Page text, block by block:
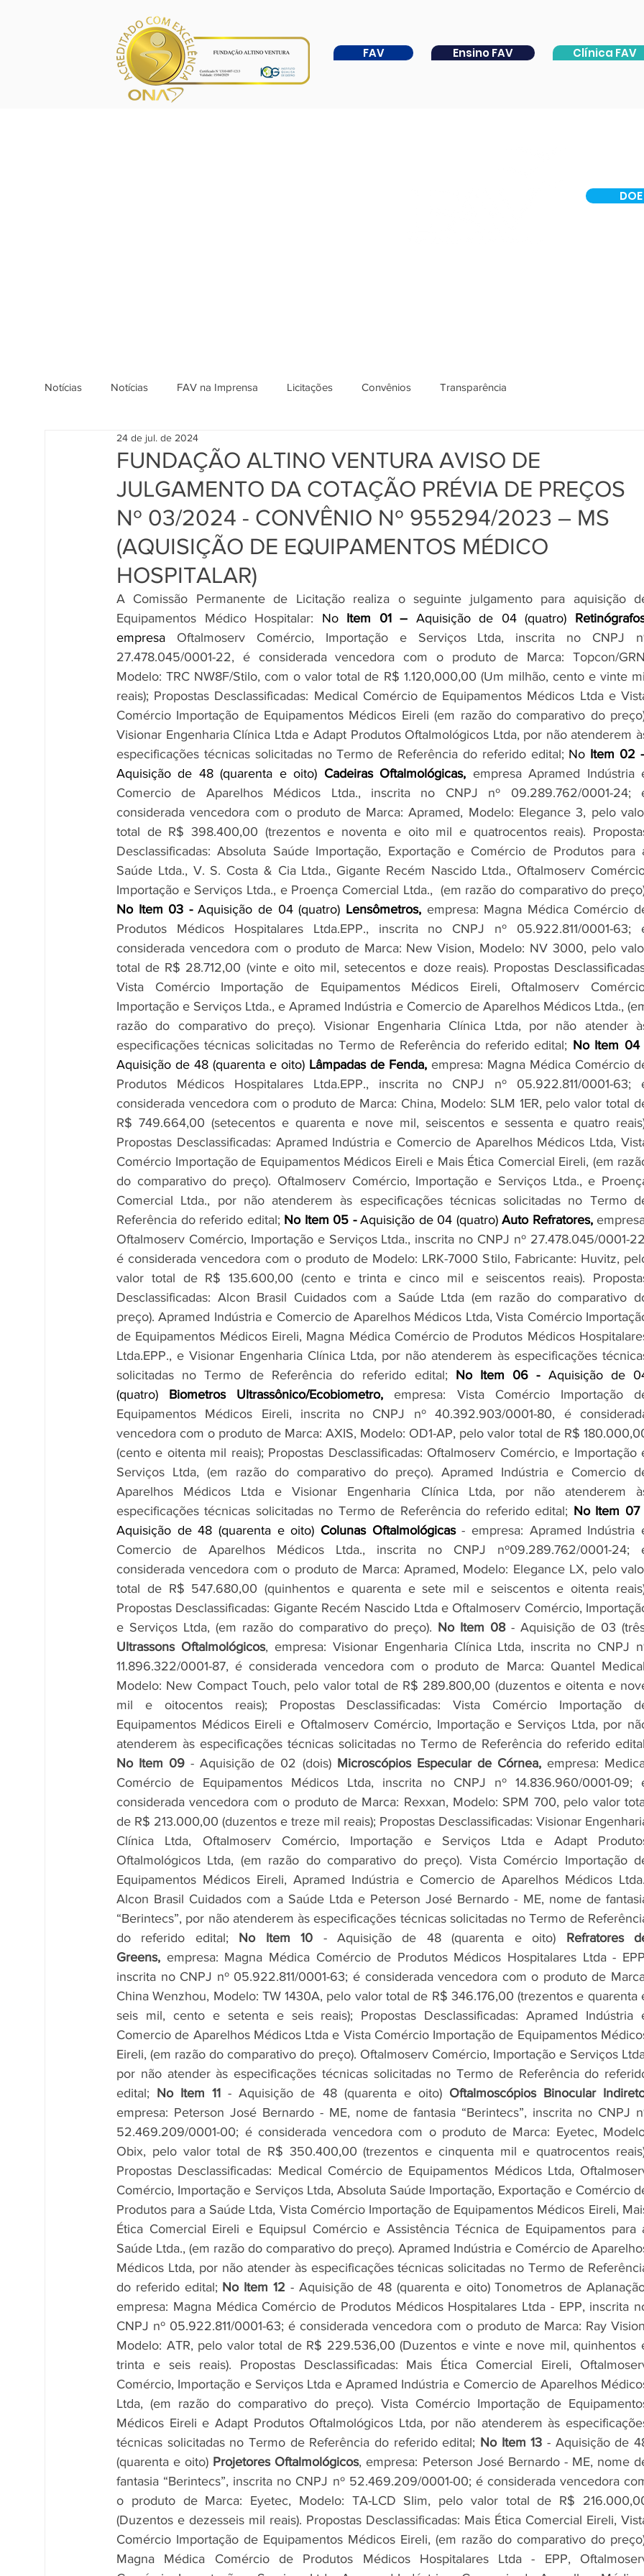
FAV Ensino FAV Clínica FAV
Notícias Notícias FAV na Imprensa Licitações Convênios Transparência
FUNDAÇÃO ALTINO VENTURA AVISO DE
JULGAMENTO DA COTAÇÃO PRÉVIA DE PREÇOS
Nº 03/2024 - CONVÊNIO Nº 955294/2023 – MS
(AQUISIÇÃO DE EQUIPAMENTOS MÉDICO
HOSPITALAR)
24 de jul. de 2024
A Comissão Permanente de Licitação realiza o seguinte julgamento para aquisição
Equipamentos Médico Hospitalar: No Item 01 – Aquisição de 04 (quatro)
empresa Oftalmoserv Comércio, Importação e Serviços Ltda, inscrita no CNPJ
27.478.045/0001-22, é considerada vencedora com o produto de Marca: Topcon/
Modelo: TRC NW8F/Stilo, com o valor total de R$ 1.120,000,00 (Um milhão, cento e vinte
reais); Propostas Desclassificadas: Medical Comércio de Equipamentos Médicos Ltda e
Comércio Importação de Equipamentos Médicos Eireli (em razão do comparativo do
Visionar Engenharia Clínica Ltda e Adapt Produtos Oftalmológicos Ltda, por não atenderem
especificações técnicas solicitadas no Termo de Referência do referido edital; No Item 02
Aquisição de 48 (quarenta e oito) Cadeiras Oftalmológicas, empresa Apramed Indústria
Comercio de Aparelhos Médicos Ltda., inscrita no CNPJ nº 09.289.762/0001-24;
considerada vencedora com o produto de Marca: Apramed, Modelo: Elegance 3, pelo
total de R$ 398.400,00 (trezentos e noventa e oito mil e quatrocentos reais).
Desclassificadas: Absoluta Saúde Importação, Exportação e Comércio de Produtos para
Saúde Ltda., V. S. Costa & Cia Ltda., Gigante Recém Nascido Ltda., Oftalmoserv
No Item 03 - Aquisição de 04 (quatro) Lensômetros, empresa: Magna Médica Comércio
Produtos Médicos Hospitalares Ltda.EPP., inscrita no CNPJ nº 05.922.811/0001-63;
considerada vencedora com o produto de Marca: New Vision, Modelo: NV 3000, pelo
total de R$ 28.712,00 (vinte e oito mil, setecentos e doze reais). Propostas
Vista Comércio Importação de Equipamentos Médicos Eireli, Oftalmoserv
Importação e Serviços Ltda., e Apramed Indústria e Comercio de Aparelhos Médicos Ltda.,
razão do comparativo do preço). Visionar Engenharia Clínica Ltda, por não atender
especificações técnicas solicitadas no Termo de Referência do referido edital;
Aquisição de 48 (quarenta e oito) Lâmpadas de Fenda, empresa: Magna Médica Comércio
Produtos Médicos Hospitalares Ltda.EPP., inscrita no CNPJ nº 05.922.811/0001-63;
considerada vencedora com o produto de Marca: China, Modelo: SLM 1ER, pelo valor total
R$ 749.664,00 (setecentos e quarenta e nove mil, seiscentos e sessenta e quatro
Propostas Desclassificadas: Apramed Indústria e Comercio de Aparelhos Médicos Ltda,
Comércio Importação de Equipamentos Médicos Eireli e Mais Ética Comercial Eireli, (em
do comparativo do preço). Oftalmoserv Comércio, Importação e Serviços Ltda., e
Comercial Ltda., por não atenderem às especificações técnicas solicitadas no Termo
Referência do referido edital; No Item 05 - Aquisição de 04 (quatro) Auto Refratores,
Oftalmoserv Comércio, Importação e Serviços Ltda., inscrita no CNPJ nº 27.478.045/0001-
é considerada vencedora com o produto de Modelo: LRK-7000 Stilo, Fabricante: Huvitz,
valor total de R$ 135.600,00 (cento e trinta e cinco mil e seiscentos reais).
Desclassificadas: Alcon Brasil Cuidados com a Saúde Ltda (em razão do comparativo
preço). Apramed Indústria e Comercio de Aparelhos Médicos Ltda, Vista Comércio
de Equipamentos Médicos Eireli, Magna Médica Comércio de Produtos Médicos
Ltda.EPP., e Visionar Engenharia Clínica Ltda, por não atenderem às especificações
solicitadas no Termo de Referência do referido edital; No Item 06 - Aquisição de
(quatro) Biometros Ultrassônico/Ecobiometro, empresa: Vista Comércio Importação
Equipamentos Médicos Eireli, inscrita no CNPJ nº 40.392.903/0001-80, é
vencedora com o produto de Marca: AXIS, Modelo: OD1-AP, pelo valor total de R$
(cento e oitenta mil reais); Propostas Desclassificadas: Oftalmoserv Comércio, e Importação
Serviços Ltda, (em razão do comparativo do preço). Apramed Indústria e Comercio
Aparelhos Médicos Ltda e Visionar Engenharia Clínica Ltda, por não atenderem
especificações técnicas solicitadas no Termo de Referência do referido edital;
Aquisição de 48 (quarenta e oito) Colunas Oftalmológicas - empresa: Apramed Indústria
Comercio de Aparelhos Médicos Ltda., inscrita no CNPJ nº09.289.762/0001-24;
considerada vencedora com o produto de Marca: Apramed, Modelo: Elegance LX, pelo
total de R$ 547.680,00 (quinhentos e quarenta e sete mil e seiscentos e oitenta
Propostas Desclassificadas: Gigante Recém Nascido Ltda e Oftalmoserv Comércio,
e Serviços Ltda, (em razão do comparativo do preço). No Item 08
Ultrassons Oftalmológicos, empresa: Visionar Engenharia Clínica Ltda, inscrita no CNPJ
11.896.322/0001-87, é considerada vencedora com o produto de Marca: Quantel
Modelo: New Compact Touch, pelo valor total de R$ 289.800,00 (duzentos e oitenta e
mil e oitocentos reais); Propostas Desclassificadas: Vista Comércio Importação
Equipamentos Médicos Eireli e Oftalmoserv Comércio, Importação e Serviços Ltda, por
No Item 09 - Aquisição de 02 (dois) Microscópios Especular de Córnea, empresa:
Comércio de Equipamentos Médicos Ltda, inscrita no CNPJ nº 14.836.960/0001-09;
considerada vencedora com o produto de Marca: Rexxan, Modelo: SPM 700, pelo valor
de R$ 213.000,00 (duzentos e treze mil reais); Propostas Desclassificadas: Visionar
Clínica Ltda, Oftalmoserv Comércio, Importação e Serviços Ltda e Adapt
Oftalmológicos Ltda, (em razão do comparativo do preço). Vista Comércio Importação
Equipamentos Médicos Eireli, Apramed Indústria e Comercio de Aparelhos Médicos
Alcon Brasil Cuidados com a Saúde Ltda e Peterson José Bernardo - ME, nome de
“Berintecs”, por não atenderem às especificações técnicas solicitadas no Termo de
do referido edital; No Item 10 - Aquisição de 48 (quarenta e oito) Refratores
Greens, empresa: Magna Médica Comércio de Produtos Médicos Hospitalares Ltda -
inscrita no CNPJ nº 05.922.811/0001-63; é considerada vencedora com o produto de
China Wenzhou, Modelo: TW 1430A, pelo valor total de R$ 346.176,00 (trezentos e quarenta
seis mil, cento e setenta e seis reais); Propostas Desclassificadas: Apramed Indústria
Comercio de Aparelhos Médicos Ltda e Vista Comércio Importação de Equipamentos
Eireli, (em razão do comparativo do preço). Oftalmoserv Comércio, Importação e Serviços
por não atender às especificações técnicas solicitadas no Termo de Referência do
edital; No Item 11 - Aquisição de 48 (quarenta e oito) Oftalmoscópios Binocular
empresa: Peterson José Bernardo - ME, nome de fantasia “Berintecs”, inscrita no CNPJ
52.469.209/0001-00; é considerada vencedora com o produto de Marca: Eyetec,
Obix, pelo valor total de R$ 350.400,00 (trezentos e cinquenta mil e quatrocentos
Propostas Desclassificadas: Medical Comércio de Equipamentos Médicos Ltda,
Comércio, Importação e Serviços Ltda, Absoluta Saúde Importação, Exportação e Comércio
Produtos para a Saúde Ltda, Vista Comércio Importação de Equipamentos Médicos Eireli,
Ética Comercial Eireli e Equipsul Comércio e Assistência Técnica de Equipamentos para
Saúde Ltda., (em razão do comparativo do preço). Apramed Indústria e Comércio de
Médicos Ltda, por não atender às especificações técnicas solicitadas no Termo de
do referido edital; No Item 12 - Aquisição de 48 (quarenta e oito) Tonometros de
empresa: Magna Médica Comércio de Produtos Médicos Hospitalares Ltda - EPP, inscrita
CNPJ nº 05.922.811/0001-63; é considerada vencedora com o produto de Marca: Ray
Modelo: ATR, pelo valor total de R$ 229.536,00 (Duzentos e vinte e nove mil, quinhentos
trinta e seis reais). Propostas Desclassificadas: Mais Ética Comercial Eireli,
Comércio, Importação e Serviços Ltda e Apramed Indústria e Comercio de Aparelhos
Ltda, (em razão do comparativo do preço). Vista Comércio Importação de
Médicos Eireli e Adapt Produtos Oftalmológicos Ltda, por não atenderem às
técnicas solicitadas no Termo de Referência do referido edital; No Item 13 - Aquisição de
(quarenta e oito) Projetores Oftalmológicos, empresa: Peterson José Bernardo - ME, nome
fantasia “Berintecs”, inscrita no CNPJ nº 52.469.209/0001-00; é considerada vencedora
o produto de Marca: Eyetec, Modelo: TA-LCD Slim, pelo valor total de R$
(Duzentos e dezesseis mil reais). Propostas Desclassificadas: Mais Ética Comercial Eireli,
Comércio Importação de Equipamentos Médicos Eireli, (em razão do comparativo do
Magna Médica Comércio de Produtos Médicos Hospitalares Ltda - EPP,